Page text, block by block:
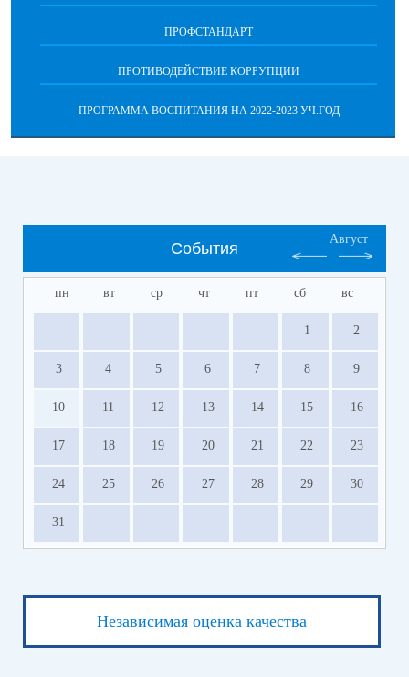
ПРОФСТАНДАРТ
ПРОТИВОДЕЙСТВИЕ КОРРУПЦИИ
ПРОГРАММА ВОСПИТАНИЯ НА 2022-2023 УЧ.ГОД
События
Август
пн вт ср чт пт сб вс
1 2
3 4 5 6 7 8 9
10 11 12 13 14 15 16
17 18 19 20 21 22 23
24 25 26 27 28 29 30
31
Независимая оценка качества